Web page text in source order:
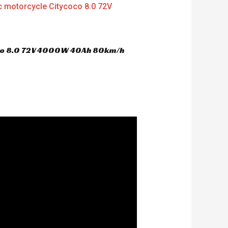
8.0 72V 4000W 40Ah 80km/h